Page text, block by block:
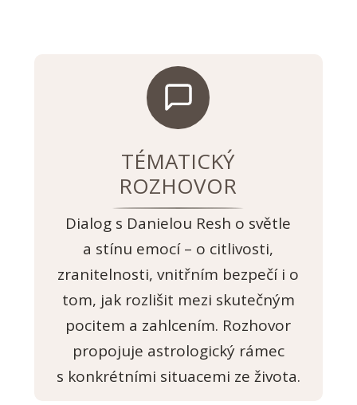
TÉMATICKÝ
ROZHOVOR
Dialog s Danielou Resh o světle
a stínu emocí – o citlivosti,
zranitelnosti, vnitřním bezpečí i o
tom, jak rozlišit mezi skutečným
pocitem a zahlcením. Rozhovor
propojuje astrologický rámec
s konkrétními situacemi ze života.